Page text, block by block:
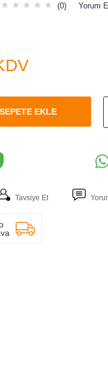
(0) Yorum
SEPETE EKLE
Tavsiye Et